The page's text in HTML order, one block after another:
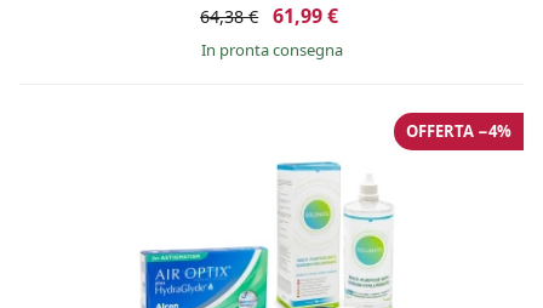
64,38 € 61,99 €
in pronta consegna
OFFERTA −4%